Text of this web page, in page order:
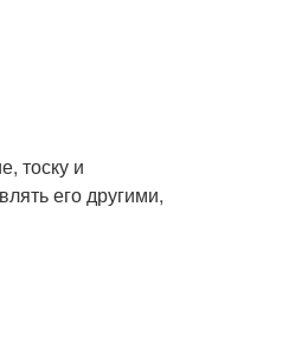
тоску и
его другими,